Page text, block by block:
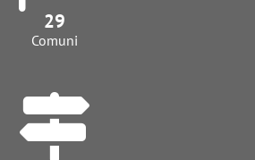
29
Comuni